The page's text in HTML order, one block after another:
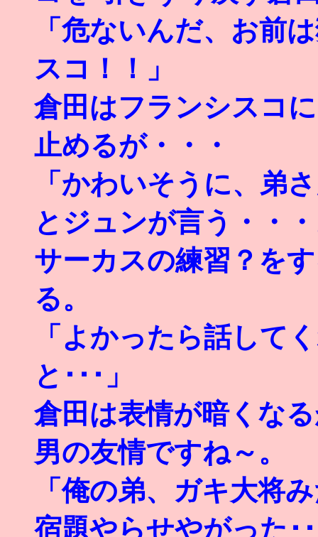
「危ないんだ、お前
スコ！！」
倉田はフランシスコ
止めるが・・・
「かわいそうに、弟
とジュンが言う・・
サーカスの練習？を
る。
「よかったら話して
と･･･」
倉田は表情が暗くな
男の友情ですね～。
「俺の弟、ガキ大将
宿題やらせやがった･